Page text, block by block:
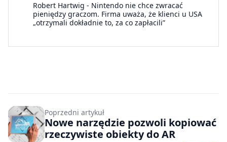
Robert Hartwig - Nintendo nie chce zwracać
pieniędzy graczom. Firma uważa, że klienci u USA
„otrzymali dokładnie to, za co zapłacili”
Poprzedni artykuł
Nowe narzędzie pozwoli kopiować
rzeczywiste obiekty do AR